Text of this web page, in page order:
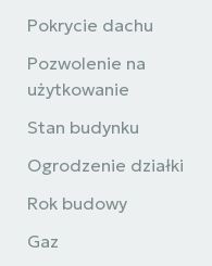
Pokrycie dachu
Pozwolenie na
użytkowanie
Stan budynku
Ogrodzenie działki
Rok budowy
Gaz